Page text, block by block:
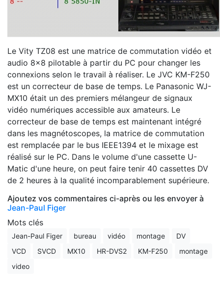
Le Vity TZ08 est une matrice de commutation vidéo et
audio 8x8 pilotable à partir du PC pour changer les
connexions selon le travail à réaliser. Le JVC KM-F250
est un correcteur de base de temps. Le Panasonic WJ-
MX10 était un des premiers mélangeur de signaux
vidéo numériques accessible aux amateurs. Le
correcteur de base de temps est maintenant intégré
dans les magnétoscopes, la matrice de commutation
est remplacée par le bus IEEE1394 et le mixage est
réalisé sur le PC. Dans le volume d'une cassette U-
Matic d'une heure, on peut faire tenir 40 cassettes DV
de 2 heures à la qualité incomparablement supérieure.
Ajoutez vos commentaires ci-après ou les envoyer à
Jean-Paul Figer
Mots clés
Jean-Paul Figer bureau vidéo montage
DV
VCD
SVCD MX10 HR-DVS2 KM-F250
montage
video